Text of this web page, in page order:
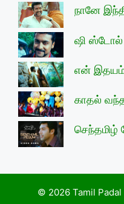
நானே
ஷி ஸ்டோல்
என்
காதல்
செந்தமிழ்
© 2026 Tamil Padal